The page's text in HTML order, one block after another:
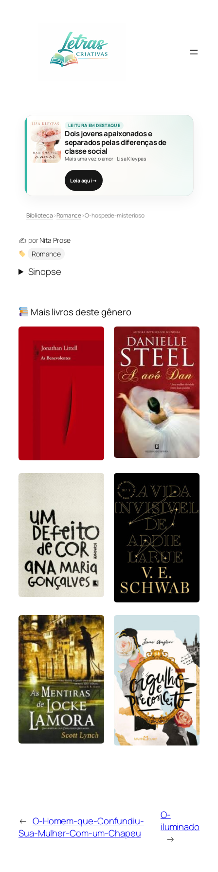
LEITURA EM DESTAQUE
Dois jovens apaixonados e
separados pelas diferenças de
classe social
Mais uma vez o amor· Lisa Kleypas
Leia aqui→
Biblioteca›Romance›O-hospede-misterioso
✍️ porNita Prose
Romance
Sinopse
Mais livros deste gênero
← O-Homem-que-Confundiu-
Sua-Mulher-Com-um-Chapeu
O-
iluminado
→